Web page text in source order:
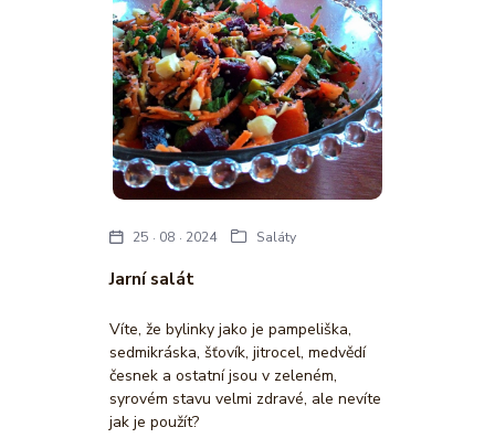
Jarní salát
25 08 2024 Saláty
Víte, že bylinky jako je pampeliška,
sedmikráska, šťovík, jitrocel, medvědí
česnek a ostatní jsou v zeleném,
syrovém stavu velmi zdravé, ale nevíte
jak je použít?